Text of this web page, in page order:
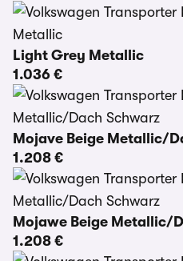
Light Grey Metallic
1.036 €
Mojave Beige Metallic/
1.208 €
Mojawe Beige Metallic/
1.208 €